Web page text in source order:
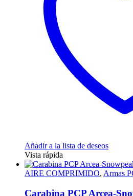
Añadir a la lista de deseos
Vista rápida
AIRE COMPRIMIDO, Armas
Carabina PCP Arcea-